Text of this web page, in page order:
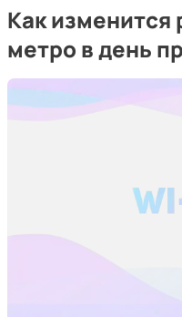
Как
метро в день